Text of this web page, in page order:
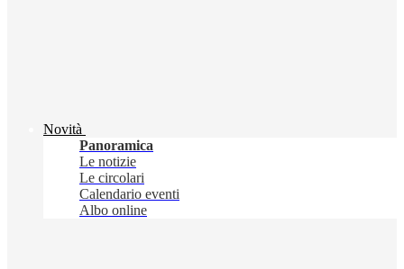
Novità
Panoramica
Le notizie
Le circolari
Calendario eventi
Albo online